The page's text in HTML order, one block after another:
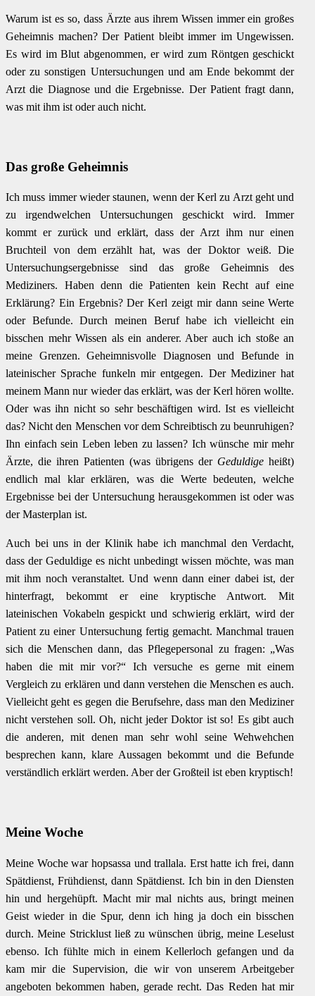
Warum ist es so, dass Ärzte aus ihrem Wissen immer ein großes
Geheimnis machen? Der Patient bleibt immer im Ungewissen.
Es wird im Blut abgenommen, er wird zum Röntgen geschickt
oder zu sonstigen Untersuchungen und am Ende bekommt der
Arzt die Diagnose und die Ergebnisse. Der Patient fragt dann,
was mit ihm ist oder auch nicht.
Das große Geheimnis
Ich muss immer wieder staunen, wenn der Kerl zu Arzt geht und
zu irgendwelchen Untersuchungen geschickt wird. Immer
kommt er zurück und erklärt, dass der Arzt ihm nur einen
Bruchteil von dem erzählt hat, was der Doktor weiß. Die
Untersuchungsergebnisse sind das große Geheimnis des
Mediziners. Haben denn die Patienten kein Recht auf eine
Erklärung? Ein Ergebnis? Der Kerl zeigt mir dann seine Werte
oder Befunde. Durch meinen Beruf habe ich vielleicht ein
bisschen mehr Wissen als ein anderer. Aber auch ich stoße an
meine Grenzen. Geheimnisvolle Diagnosen und Befunde in
lateinischer Sprache funkeln mir entgegen. Der Mediziner hat
meinem Mann nur wieder das erklärt, was der Kerl hören wollte.
Oder was ihn nicht so sehr beschäftigen wird. Ist es vielleicht
das? Nicht den Menschen vor dem Schreibtisch zu beunruhigen?
Ihn einfach sein Leben leben zu lassen? Ich wünsche mir mehr
Ärzte, die ihren Patienten (was übrigens der Geduldige heißt)
endlich mal klar erklären, was die Werte bedeuten, welche
Ergebnisse bei der Untersuchung herausgekommen ist oder was
der Masterplan ist.
Auch bei uns in der Klinik habe ich manchmal den Verdacht,
dass der Geduldige es nicht unbedingt wissen möchte, was man
mit ihm noch veranstaltet. Und wenn dann einer dabei ist, der
hinterfragt, bekommt er eine kryptische Antwort. Mit
lateinischen Vokabeln gespickt und schwierig erklärt, wird der
Patient zu einer Untersuchung fertig gemacht. Manchmal trauen
sich die Menschen dann, das Pflegepersonal zu fragen: „Was
haben die mit mir vor?“ Ich versuche es gerne mit einem
Vergleich zu erklären und dann verstehen die Menschen es auch.
Vielleicht geht es gegen die Berufsehre, dass man den Mediziner
nicht verstehen soll. Oh, nicht jeder Doktor ist so! Es gibt auch
die anderen, mit denen man sehr wohl seine Wehwehchen
besprechen kann, klare Aussagen bekommt und die Befunde
verständlich erklärt werden. Aber der Großteil ist eben kryptisch!
Meine Woche
Meine Woche war hopsassa und trallala. Erst hatte ich frei, dann
Spätdienst, Frühdienst, dann Spätdienst. Ich bin in den Diensten
hin und hergehüpft. Macht mir mal nichts aus, bringt meinen
Geist wieder in die Spur, denn ich hing ja doch ein bisschen
durch. Meine Stricklust ließ zu wünschen übrig, meine Leselust
ebenso. Ich fühlte mich in einem Kellerloch gefangen und da
kam mir die Supervision, die wir von unserem Arbeitgeber
angeboten bekommen haben, gerade recht. Das Reden hat mir